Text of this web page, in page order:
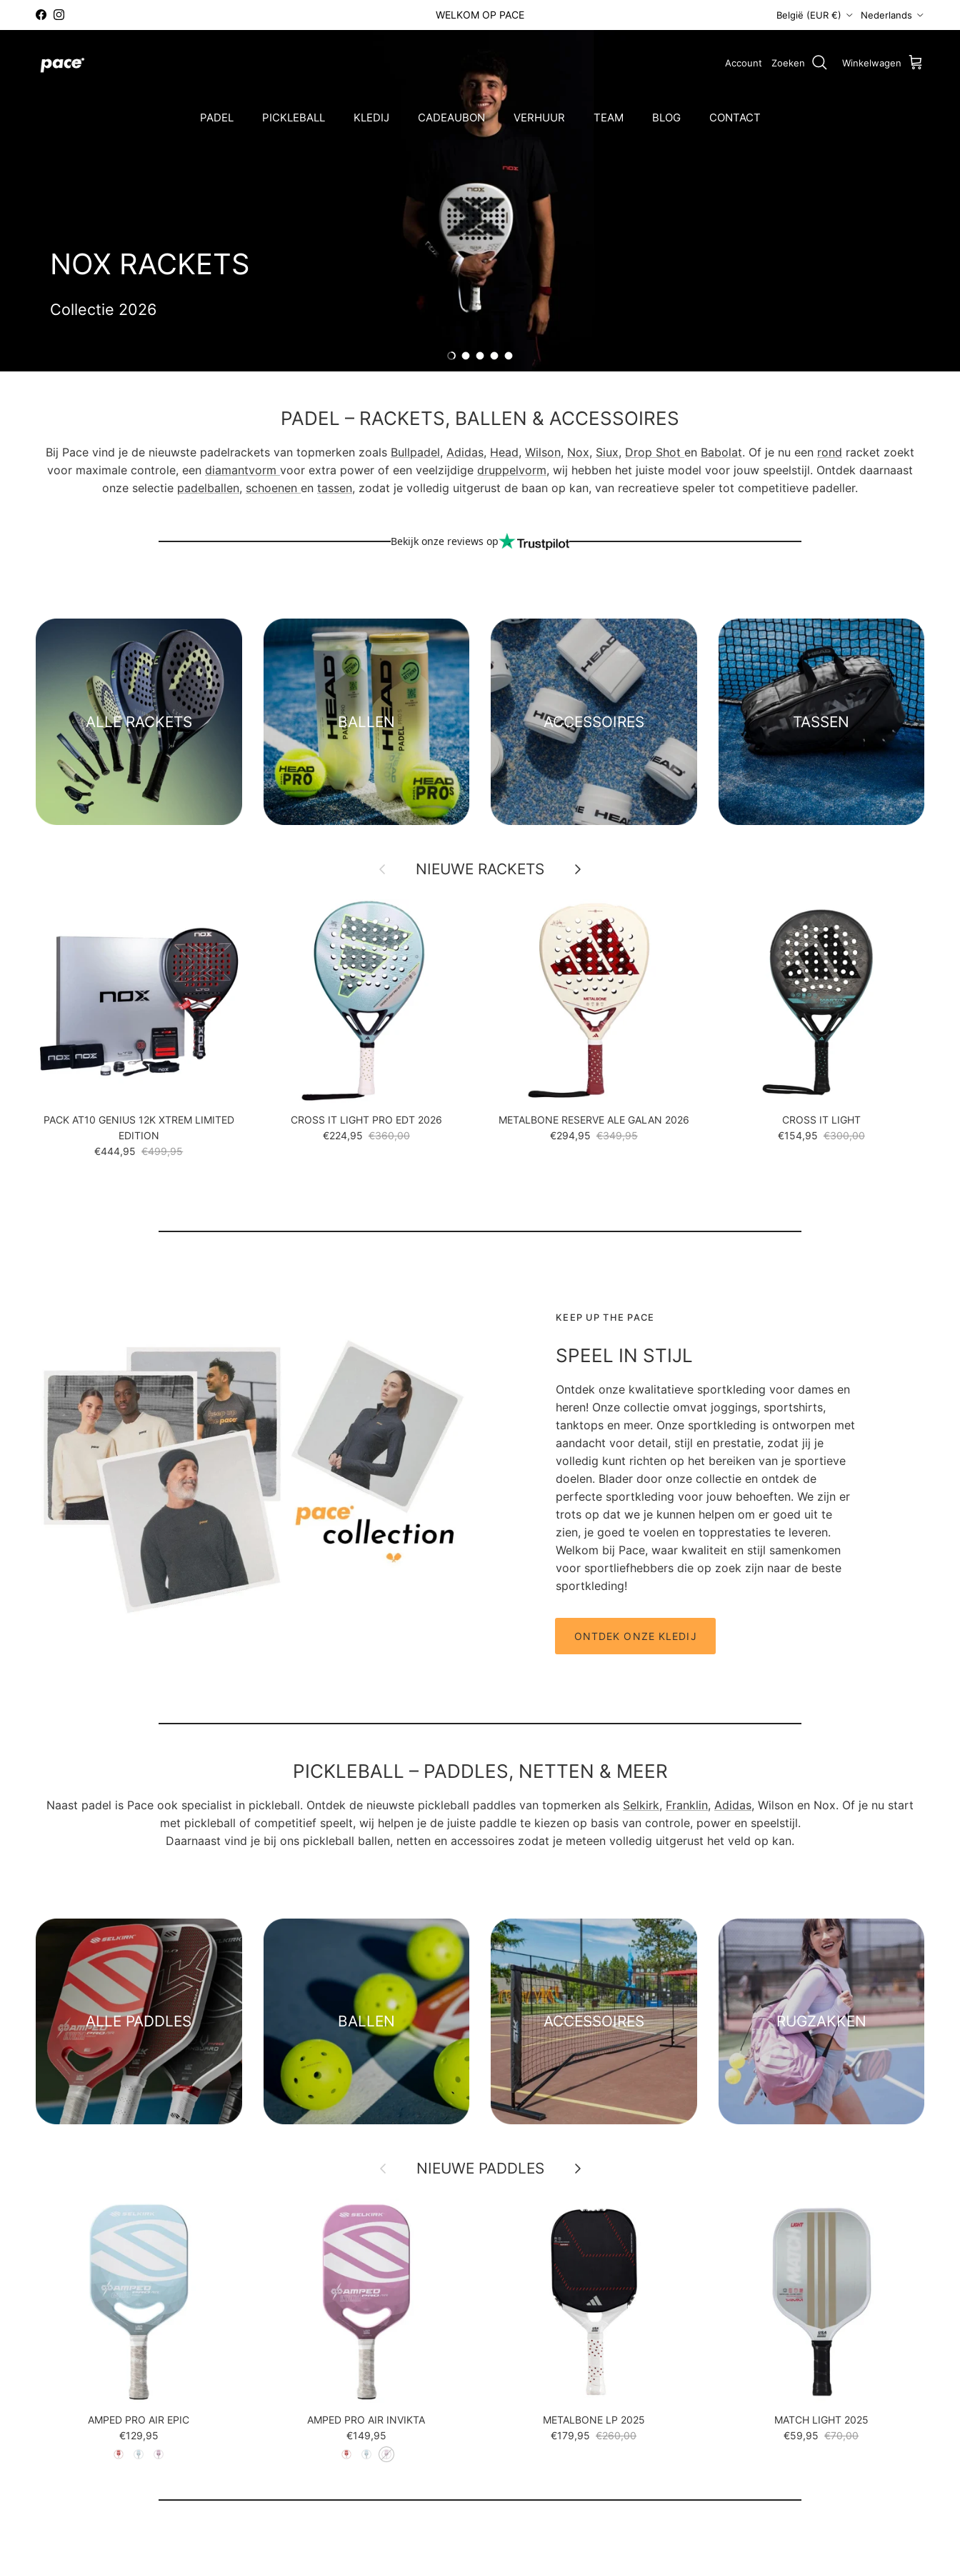
Ga naar inhoud
FacebookInstagram WELKOM OP PACE België (EUR €) Nederlands
Account Zoeken Winkelwagen
PADEL PICKLEBALL KLEDIJ CADEAUBON VERHUUR TEAM BLOG CONTACT
NOX RACKETS
Collectie 2026
Dia laden 1 van 5
Dia laden 2 van 5
Dia laden 3 van 5
Dia laden 4 van 5
Dia laden 5 van 5
PADEL – RACKETS, BALLEN & ACCESSOIRES
Bij Pace vind je de nieuwste padelrackets van topmerken zoals Bullpadel, Adidas, Head, Wilson, Nox, Siux, Drop Shot en Babolat. Of je nu een rond racket zoekt
voor maximale controle, een diamantvorm voor extra power of een veelzijdige druppelvorm, wij hebben het juiste model voor jouw speelstijl. Ontdek daarnaast
onze selectie padelballen, schoenen en tassen, zodat je volledig uitgerust de baan op kan, van recreatieve speler tot competitieve padeller.
Bekijk onze reviews op
ALLE RACKETS BALLEN ACCESSOIRES TASSEN
Vorige NIEUWE RACKETS Volgende
PACK AT10 GENIUS 12K XTREM LIMITED
EDITION
Verkoopprijs
€444,95 Reguliere prijs
€499,95
CROSS IT LIGHT PRO EDT 2026
Verkoopprijs
€224,95 Reguliere prijs
€360,00
METALBONE RESERVE ALE GALAN 2026
Verkoopprijs
€294,95 Reguliere prijs
€349,95
CROSS IT LIGHT
Verkoopprijs
€154,95 Reguliere prijs
€300,00
KEEP UP THE PACE
SPEEL IN STIJL
Ontdek onze kwalitatieve sportkleding voor dames en
heren! Onze collectie omvat joggings, sportshirts,
tanktops en meer. Onze sportkleding is ontworpen met
aandacht voor detail, stijl en prestatie, zodat jij je
volledig kunt richten op het bereiken van je sportieve
doelen. Blader door onze collectie en ontdek de
perfecte sportkleding voor jouw behoeften. We zijn er
trots op dat we je kunnen helpen om er goed uit te
zien, je goed te voelen en topprestaties te leveren.
Welkom bij Pace, waar kwaliteit en stijl samenkomen
voor sportliefhebbers die op zoek zijn naar de beste
sportkleding!
ONTDEK ONZE KLEDIJ
PICKLEBALL – PADDLES, NETTEN & MEER
Naast padel is Pace ook specialist in pickleball. Ontdek de nieuwste pickleball paddles van topmerken als Selkirk, Franklin, Adidas, Wilson en Nox. Of je nu start
met pickleball of competitief speelt, wij helpen je de juiste paddle te kiezen op basis van controle, power en speelstijl.
Daarnaast vind je bij ons pickleball ballen, netten en accessoires zodat je meteen volledig uitgerust het veld op kan.
ALLE PADDLES BALLEN ACCESSOIRES RUGZAKKEN
Vorige NIEUWE PADDLES Volgende
AMPED PRO AIR EPIC
Reguliere prijs
€129,95
AMPED PRO AIR INVIKTA
Reguliere prijs
€149,95
METALBONE LP 2025
Verkoopprijs
€179,95 Reguliere prijs
€260,00
MATCH LIGHT 2025
Verkoopprijs
€59,95 Reguliere prijs
€70,00